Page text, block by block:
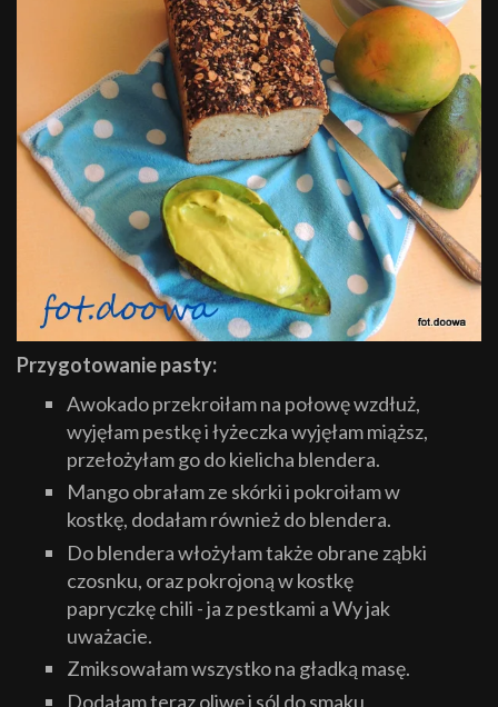
Przygotowanie pasty:
Awokado przekroiłam na połowę wzdłuż,
wyjęłam pestkę i łyżeczka wyjęłam miąższ,
przełożyłam go do kielicha blendera.
Mango obrałam ze skórki i pokroiłam w
kostkę, dodałam również do blendera.
Do blendera włożyłam także obrane ząbki
czosnku, oraz pokrojoną w kostkę
papryczkę chili - ja z pestkami a Wy jak
uważacie.
Zmiksowałam wszystko na gładką masę.
Dodałam teraz oliwę i sól do smaku,